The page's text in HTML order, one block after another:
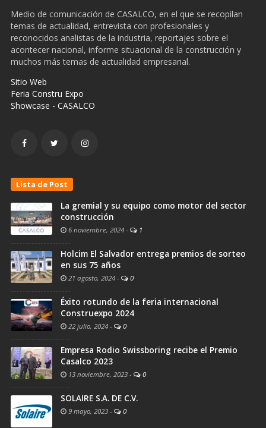
Medio de comunicación de CASALCO, en el que se recopilan
temas de actualidad, entrevista con profesionales y
reconocidos analistas de la industria, reportajes sobre el
acontecer nacional, informe situacional de la construcción y
muchos más temas de actualidad empresarial.
Sitio Web
Feria Constru Expo
Showcase - CASALCO
Lista de Post
La gremial y su equipo como motor del sector
construcción
6 noviembre, 2024 - 1
Holcim El Salvador entrega premios de sorteo
en sus 75 años
21 agosto, 2024 - 0
Éxito rotundo de la feria internacional
Construexpo 2024
22 julio, 2024 - 0
Empresa Rodio Swissboring recibe el Premio
Casalco 2023
13 noviembre, 2023 - 0
SOLAIRE S.A. DE C.V.
9 mayo, 2023 - 0